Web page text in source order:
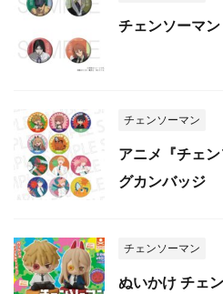
チェンソーマ
チェンソーマン
アニメ『チェ
グカンバッジ
チェンソーマン
ぬいかけ チェ